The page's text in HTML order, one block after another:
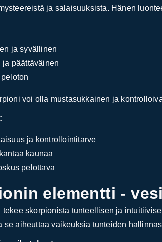
ja salaisuuksista. Hänen
ja syvällinen
ja päättäväinen
voi olla mustasukkainen ja
ja kontrollointitarve
kaunaa
pelottava
elementti - vesi
tekee skorpionista tunteellisen ja
se aiheuttaa vaikeuksia tunteiden